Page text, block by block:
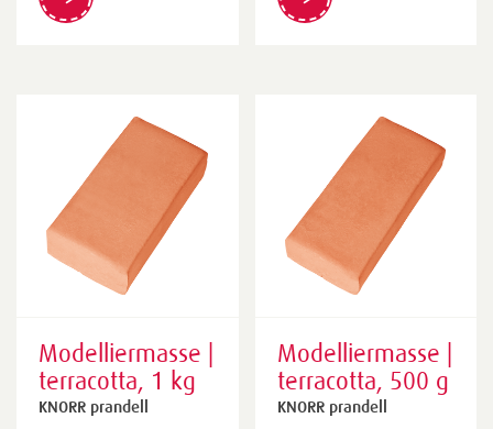
Modelliermasse |
terracotta, 1 kg
KNORR prandell
Modelliermasse |
terracotta, 500 g
KNORR prandell